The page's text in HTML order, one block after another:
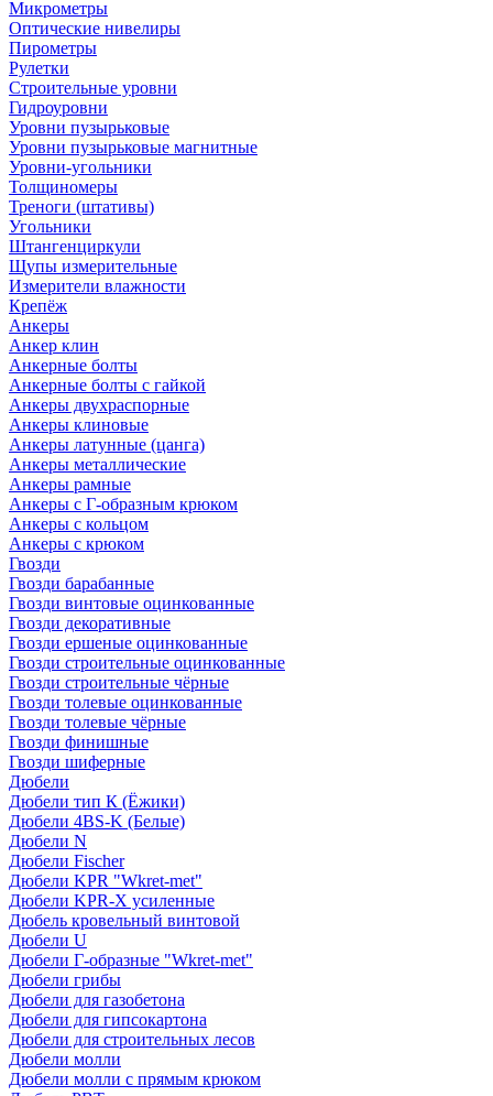
Микрометры
Оптические нивелиры
Пирометры
Рулетки
Строительные уровни
Гидроуровни
Уровни пузырьковые
Уровни пузырьковые магнитные
Уровни-угольники
Толщиномеры
Треноги (штативы)
Угольники
Штангенциркули
Щупы измерительные
Измерители влажности
Крепёж
Анкеры
Анкер клин
Анкерные болты
Анкерные болты с гайкой
Анкеры двухраспорные
Анкеры клиновые
Анкеры латунные (цанга)
Анкеры металлические
Анкеры рамные
Анкеры с Г-образным крюком
Анкеры с кольцом
Анкеры с крюком
Гвозди
Гвозди барабанные
Гвозди винтовые оцинкованные
Гвозди декоративные
Гвозди ершеные оцинкованные
Гвозди строительные оцинкованные
Гвозди строительные чёрные
Гвозди толевые оцинкованные
Гвозди толевые чёрные
Гвозди финишные
Гвозди шиферные
Дюбели
Дюбели тип К (Ёжики)
Дюбели 4BS-K (Белые)
Дюбели N
Дюбели Fischer
Дюбели KPR "Wkret-met"
Дюбели KPR-Х усиленные
Дюбель кровельный винтовой
Дюбели U
Дюбели Г-образные "Wkret-met"
Дюбели грибы
Дюбели для газобетона
Дюбели для гипсокартона
Дюбели для строительных лесов
Дюбели молли
Дюбели молли с прямым крюком